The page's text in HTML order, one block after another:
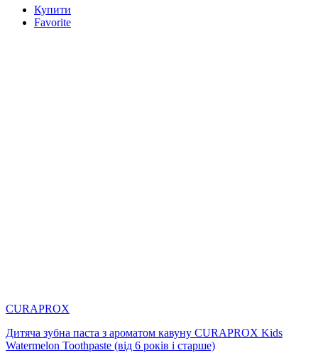
Купити
Favorite
CURAPROX
Дитяча зубна паста з ароматом кавуну CURAPROX Kids
Watermelon Toothpaste (від 6 років і старше)